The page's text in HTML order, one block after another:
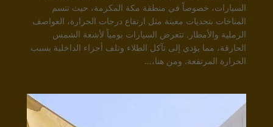
السيارات، خصوصاً في منطقة مكة المكرمة، حيث تتسم
المناخات بتحديات معينة مثل ارتفاع درجات الحرارة، العواصف
الرملية والأمطار. تتعرض السيارات يومياً لأشعة الشمس
الحارقة، مما يؤدي إلى تآكل الطلاء وتلف أجزاء الداخلية بسبب
الحرارة المرتفعة. ومن هنا،…